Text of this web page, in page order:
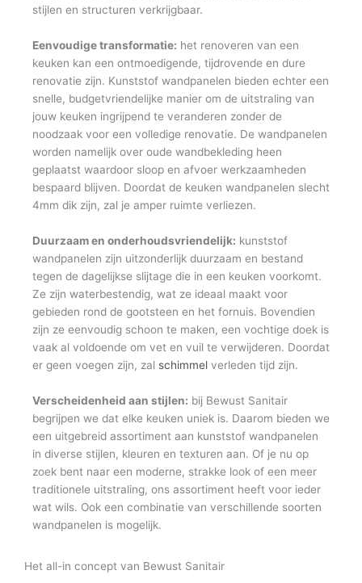
stijlen en structuren verkrijgbaar.
Eenvoudige transformatie: het renoveren van een
keuken kan een ontmoedigende, tijdrovende en dure
renovatie zijn. Kunststof wandpanelen bieden echter een
snelle, budgetvriendelijke manier om de uitstraling van
jouw keuken ingrijpend te veranderen zonder de
noodzaak voor een volledige renovatie. De wandpanelen
worden namelijk over oude wandbekleding heen
geplaatst waardoor sloop en afvoer werkzaamheden
bespaard blijven. Doordat de keuken wandpanelen slecht
4mm dik zijn, zal je amper ruimte verliezen.
Duurzaam en onderhoudsvriendelijk: kunststof
wandpanelen zijn uitzonderlijk duurzaam en bestand
tegen de dagelijkse slijtage die in een keuken voorkomt.
Ze zijn waterbestendig, wat ze ideaal maakt voor
gebieden rond de gootsteen en het fornuis. Bovendien
zijn ze eenvoudig schoon te maken, een vochtige doek is
vaak al voldoende om vet en vuil te verwijderen. Doordat
er geen voegen zijn, zal schimmel verleden tijd zijn.
Verscheidenheid aan stijlen: bij Bewust Sanitair
begrijpen we dat elke keuken uniek is. Daarom bieden we
een uitgebreid assortiment aan kunststof wandpanelen
in diverse stijlen, kleuren en texturen aan. Of je nu op
zoek bent naar een moderne, strakke look of een meer
traditionele uitstraling, ons assortiment heeft voor ieder
wat wils. Ook een combinatie van verschillende soorten
wandpanelen is mogelijk.
Het all-in concept van Bewust Sanitair